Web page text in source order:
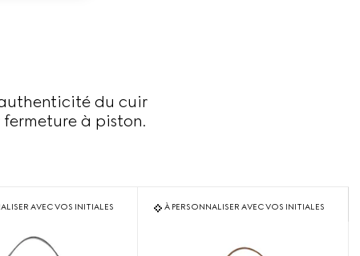
du cuir
fermeture à piston.
AVEC VOS INITIALES À PERSONNALISER AVEC VOS INITIALES